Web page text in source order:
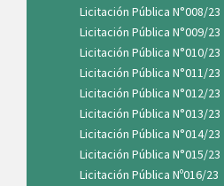
Licitación Pública N°008/23
Licitación Pública N°009/23
Licitación Pública N°010/23
Licitación Pública N°011/23
Licitación Pública N°012/23
Licitación Pública N°013/23
Licitación Pública N°014/23
Licitación Pública N°015/23
Licitación Pública Nº016/23